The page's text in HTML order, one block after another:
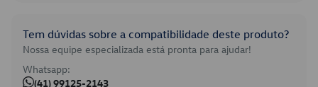
Tem dúvidas sobre a compatibilidade deste produto?
Nossa equipe especializada está pronta para ajudar!
Whatsapp:
(41) 99125-2143